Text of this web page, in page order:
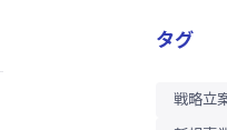
タグ
戦略立